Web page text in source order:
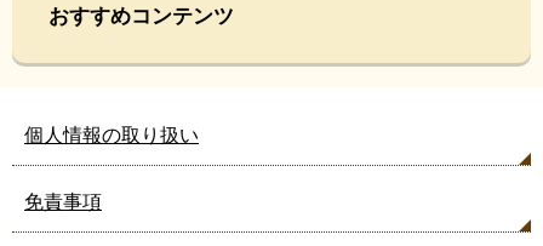
おすすめコンテンツ
個人情報の取り扱い
免責事項